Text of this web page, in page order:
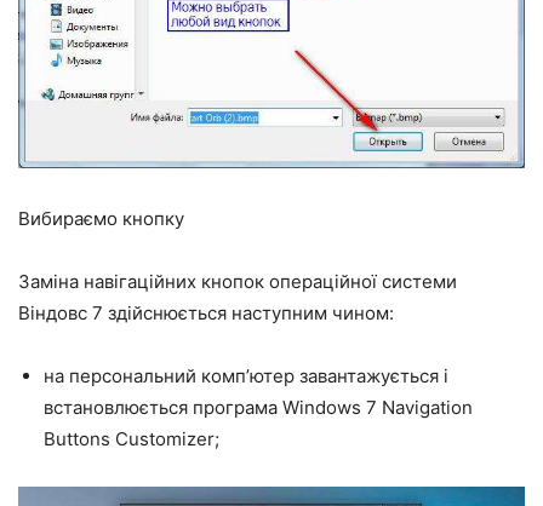
Вибираємо кнопку
Заміна навігаційних кнопок операційної системи
Віндовс 7 здійснюється наступним чином:
на персональний комп’ютер завантажується і
встановлюється програма Windows 7 Navigation
Buttons Customizer;